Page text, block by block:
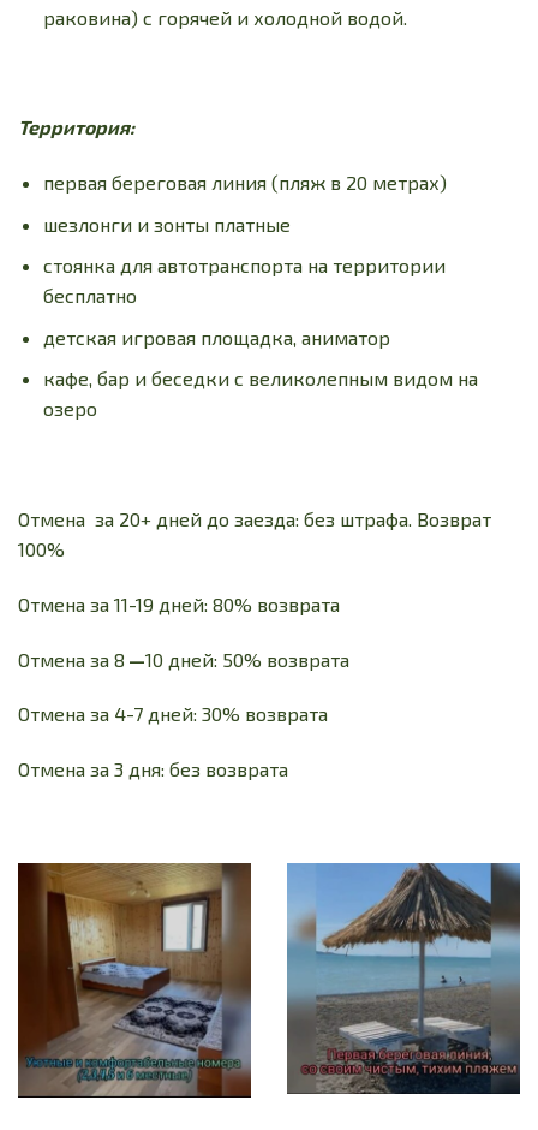
раковина) с горячей и холодной водой.
Территория:
первая береговая линия (пляж в 20 метрах)
шезлонги и зонты платные
стоянка для автотранспорта на территории
бесплатно
детская игровая площадка, аниматор
кафе, бар и беседки с великолепным видом на
озеро
Отмена за 20+ дней до заезда: без штрафа. Возврат
100%
Отмена за 11-19 дней: 80% возврата
Отмена за 8 —10 дней: 50% возврата
Отмена за 4-7 дней: 30% возврата
Отмена за 3 дня: без возврата